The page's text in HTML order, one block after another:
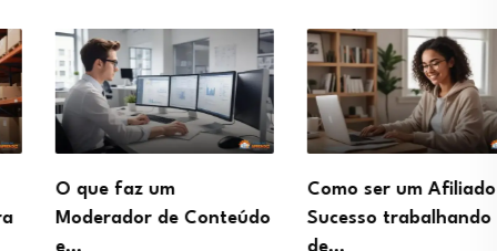
O que faz um
Moderador de Conteúdo
Como ser um Afiliado de
Sucesso trabalhando